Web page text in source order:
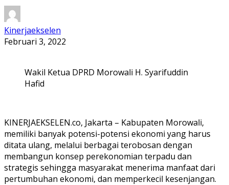
Kinerjaekselen
Februari 3, 2022
Wakil Ketua DPRD Morowali H. Syarifuddin
Hafid
KINERJAEKSELEN.co, Jakarta – Kabupaten Morowali,
memiliki banyak potensi-potensi ekonomi yang harus
ditata ulang, melalui berbagai terobosan dengan
membangun konsep perekonomian terpadu dan
strategis sehingga masyarakat menerima manfaat dari
pertumbuhan ekonomi, dan memperkecil kesenjangan.